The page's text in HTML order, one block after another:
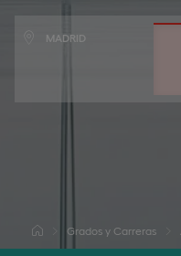
MADRID
Grados y Carreras